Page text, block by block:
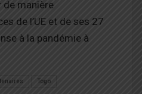
manière
de l’UE et de ses 27
à la pandémie à
Togo